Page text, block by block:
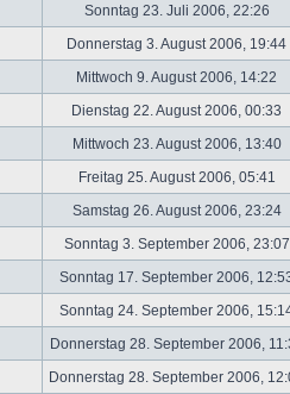
Sonntag 23. Juli 2006, 22:26
Donnerstag 3. August 2006, 19:44
Mittwoch 9. August 2006, 14:22
Dienstag 22. August 2006, 00:33
Mittwoch 23. August 2006, 13:40
Freitag 25. August 2006, 05:41
Samstag 26. August 2006, 23:24
Sonntag 3. September 2006,
Sonntag 17. September 2006,
Sonntag 24. September 2006,
Donnerstag 28. September 2006,
Donnerstag 28. September 2006,